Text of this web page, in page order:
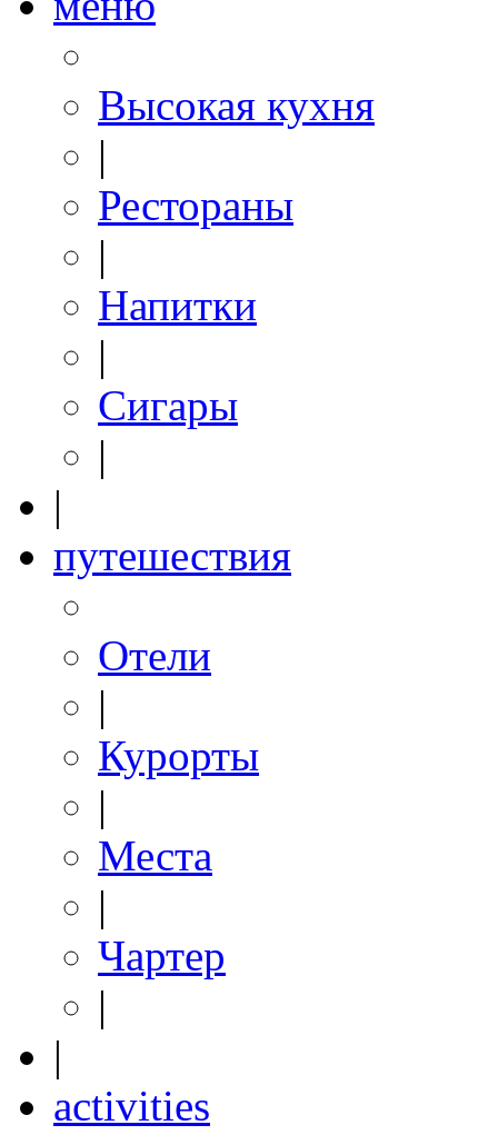
Высокая кухня
|
Рестораны
|
Напитки
|
Сигары
|
|
путешествия
Отели
|
Курорты
|
Места
|
Чартер
|
|
activities